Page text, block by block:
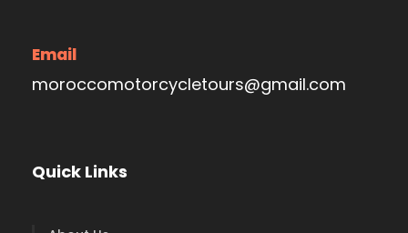
Email
moroccomotorcycletours@gmail.com
Quick Links